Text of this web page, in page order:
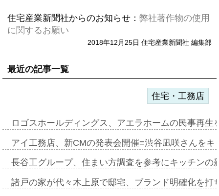
住宅産業新聞社からのお知らせ： 弊社著作物の使用
に関するお願い
2018年12月25日 住宅産業新聞社 編集部
最近の記事一覧
住宅・工務店
ロゴスホールディングス、アエラホームの民事再
アイ工務店、新CMの発表会開催=渋谷凪咲さんを
長谷工グループ、住まい方調査を参考にキッチン
諸戸の家が代々木上原で邸宅、ブランド明確化を